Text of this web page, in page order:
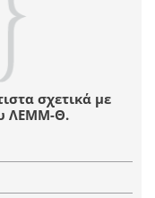
σχετικά με
ΛΕΜΜ-Θ.